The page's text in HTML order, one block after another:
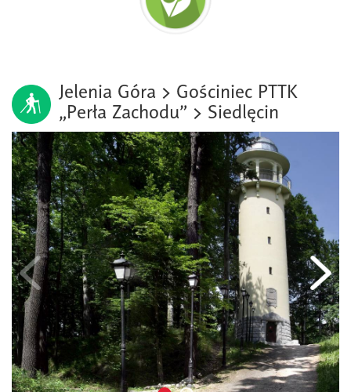
Jelenia Góra > Gościniec PTTK
„Perła Zachodu” > Siedlęcin